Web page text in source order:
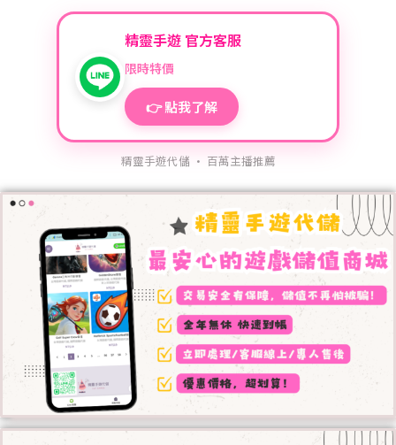
精靈手遊 官方客服
限時特價
👉 點我了解
精靈手遊代儲 · 百萬主播推薦